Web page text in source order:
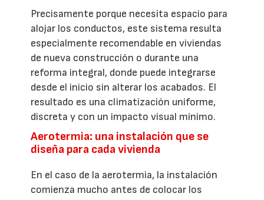
Precisamente porque necesita espacio para
alojar los conductos, este sistema resulta
especialmente recomendable en viviendas
de nueva construcción o durante una
reforma integral, donde puede integrarse
desde el inicio sin alterar los acabados. El
resultado es una climatización uniforme,
discreta y con un impacto visual mínimo.
Aerotermia: una instalación que se
diseña para cada vivienda
En el caso de la aerotermia, la instalación
comienza mucho antes de colocar los